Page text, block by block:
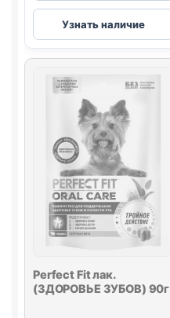
Perfect
Fit
лак.
ЗУБОВ)
130г
Узнать наличие
Perfect Fit лак.
(ЗДОРОВЬЕ ЗУБОВ) 90г